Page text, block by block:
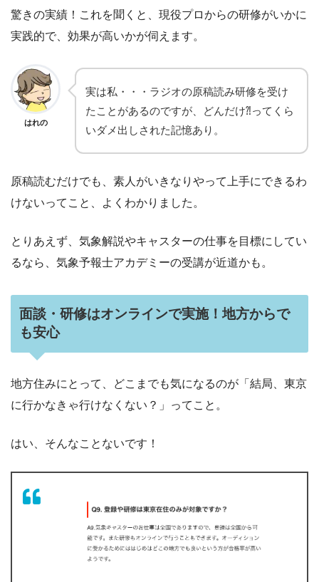
驚きの実績！これを聞くと、現役プロからの研修がいかに
実践的で、効果が高いかが伺えます。
はれの
実は私・・・ラジオの原稿読み研修を受け
たことがあるのですが、どんだけ⁈ってくら
いダメ出しされた記憶あり。
原稿読むだけでも、素人がいきなりやって上手にできるわ
けないってこと、よくわかりました。
とりあえず、気象解説やキャスターの仕事を目標にしてい
るなら、気象予報士アカデミーの受講が近道かも。
面談・研修はオンラインで実施！地方からで
も安心
地方住みにとって、どこまでも気になるのが「結局、東京
に行かなきゃ行けなくない？」ってこと。
はい、そんなことないです！